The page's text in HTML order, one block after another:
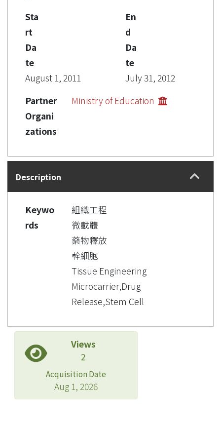
Sta
rt
Da
te
August 1, 2011
En
d
Da
te
July 31, 2012
Partner
Organi
zations
Ministry of Education
Description
Keywo
rds
組織工程
微載體
藥物釋放
幹細胞
Tissue Engineering
Microcarrier,Drug
Release,Stem Cell
Views
2
Acquisition Date
Aug 1, 2026